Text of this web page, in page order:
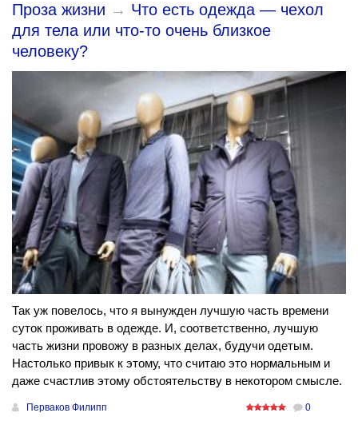
Проза жизни → Что есть одежда — чехол
для тела или что-то очень близкое
человеку?
Так уж повелось, что я вынужден лучшую часть времени
суток проживать в одежде. И, соответственно, лучшую
часть жизни провожу в разных делах, будучи одетым.
Настолько привык к этому, что считаю это нормальным и
даже счастлив этому обстоятельству в некотором смысле.
Перваков Филипп 0